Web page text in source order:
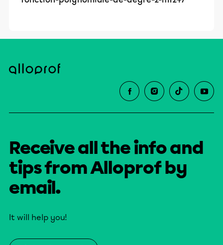
Receive all the info and
tips from Alloprof by
email.
It will help you!